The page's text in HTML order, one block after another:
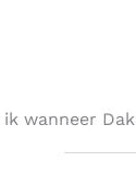
wanneer